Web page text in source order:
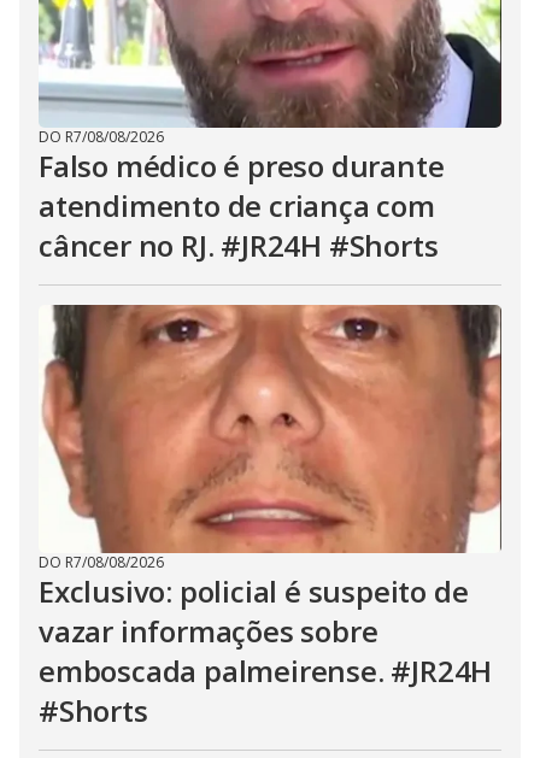
DO R7/08/08/2026
Falso médico é preso durante
atendimento de criança com
câncer no RJ. #JR24H #Shorts
DO R7/08/08/2026
Exclusivo: policial é suspeito de
vazar informações sobre
emboscada palmeirense. #JR24H
#Shorts